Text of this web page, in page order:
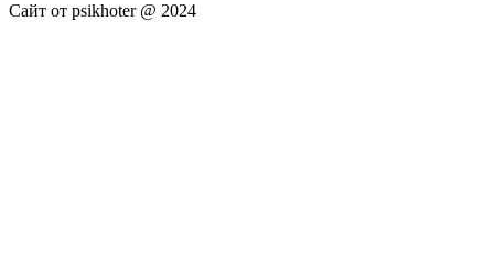
Сайт от psikhoter @ 2024